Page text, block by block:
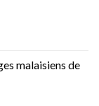
malaisiens de